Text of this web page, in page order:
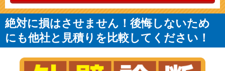
絶対に損はさせません！後悔しないため
にも他社と見積りを比較してください！